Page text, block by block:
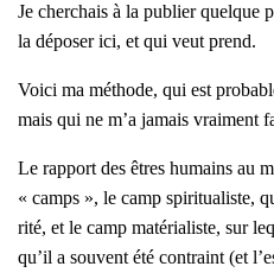
Je cher­chais à la publier quelque
la dépo­ser ici, et qui veut prend.
Voi­ci ma méthode, qui est
mais qui ne m’a jamais vrai­ment
Le rap­port des êtres humains au
« camps », le camp spi­ri­tua­liste,
ri­té, et le camp maté­ria­liste, sur
qu’il a sou­vent été contraint (et